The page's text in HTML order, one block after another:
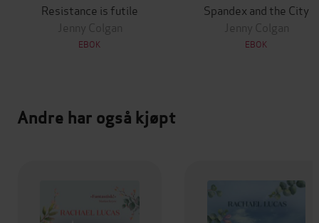
Resistance is futile
Jenny Colgan
EBOK
Spandex and the City
Jenny Colgan
EBOK
Andre har også kjøpt